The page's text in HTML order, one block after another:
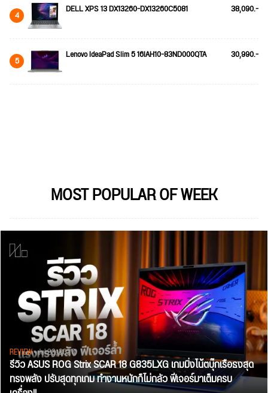
4 DELL XPS 13 DX13260-DX13260C5081 38,090.-
5 Lenovo IdeaPad Slim 5 16IAH10-83ND000QTA 30,990.-
MOST POPULAR OF WEEK
REVIEW• Jul 28, 2026
รีวิว ASUS ROG Strix SCAR 18 G835LXG เกมมิ่งโน้ตบุ๊กเรือธงสุด
ทรงพลัง ปรับสุดทุกเกม ทำงานหนักก็ไม่กลัว ฟีเจอร์มาเต็มครบ